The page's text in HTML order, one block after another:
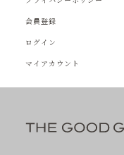
会員登録
ログイン
マイアカウント